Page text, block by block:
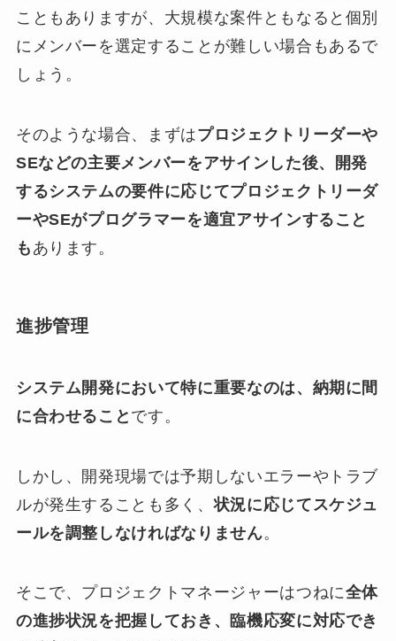
こともありますが、大規模な案件ともなると個別
にメンバーを選定することが難しい場合もあるで
しょう。
そのような場合、まずはプロジェクトリーダーや
SEなどの主要メンバーをアサインした後、開発
するシステムの要件に応じてプロジェクトリーダ
ーやSEがプログラマーを適宜アサインすること
も あります。
進捗管理
システム開発において特に重要なのは、納期に間
に合わせること です。
しかし、開発現場では予期しないエラーやトラブ
ルが発生することも多く、状況に応じてスケジュ
ールを調整しなければなりません。
そこで、プロジェクトマネージャーはつねに全体
の進捗状況を把握しておき、臨機応変に対応でき